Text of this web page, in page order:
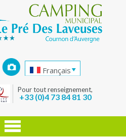
Français
Pour tout renseignement,
+33 (0)4 73 84 81 30